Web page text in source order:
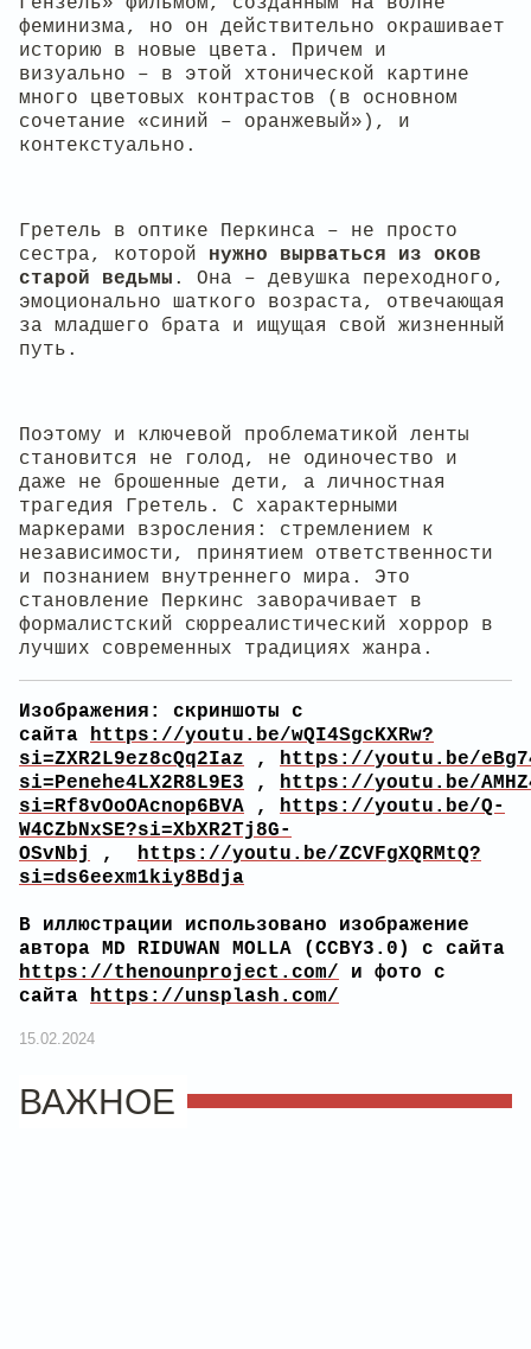
феминизма, но он действительно окрашивает
историю в новые цвета. Причем и
визуально – в этой хтонической картине
много цветовых контрастов (в основном
сочетание «синий – оранжевый»), и
контекстуально.
Гретель в оптике Перкинса – не просто
сестра, которой нужно вырваться из оков
старой ведьмы . Она – девушка переходного,
эмоционально шаткого возраста, отвечающая
за младшего брата и ищущая свой жизненный
путь.
Поэтому и ключевой проблематикой ленты
становится не голод, не одиночество и
даже не брошенные дети, а личностная
трагедия Гретель. С характерными
маркерами взросления: стремлением к
независимости, принятием ответственности
и познанием внутреннего мира. Это
становление Перкинс заворачивает в
формалистский сюрреалистический хоррор в
лучших современных традициях жанра.
Изображения: скриншоты с
сайта
https://youtu.be/wQI4SgcKXRw?
si=ZXR2L9ez8cQq2Iaz ,
https://youtu.be/
si=Penehe4LX2R8L9E3 ,
https://youtu.be/
si=Rf8vOoOAcnop6BVA ,
https://youtu.be/Q-
W4CZbNxSE?si=XbXR2Tj8G-
OSvNbj
,
https://youtu.be/ZCVFgXQRMtQ?
si=ds6eexm1kiy8Bdja
В иллюстрации использовано изображение
автора MD RIDUWAN MOLLA (CCBY3.0) с сайта
https://thenounproject.com/ и фото с
сайта
https://unsplash.com/
15.02.2024
ВАЖНОЕ